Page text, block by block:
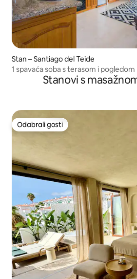
Stan – Santiago del Teide
1 spavaća soba s terasom i
Stanovi s
Odabrali gosti
Odabrali gosti